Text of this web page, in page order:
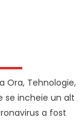
Ora, Tehnologie,
se incheie un alt
a fost